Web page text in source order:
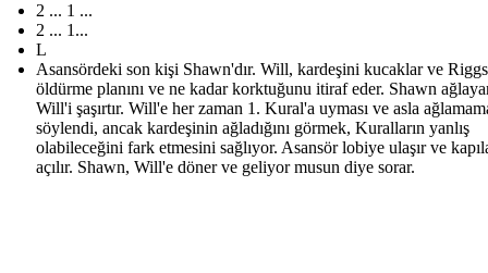
2 ... 1 ...
2 ... 1...
L
Asansördeki son kişi Shawn'dır. Will, kardeşini kucaklar ve
öldürme planını ve ne kadar korktuğunu itiraf eder. Shawn
Will'i şaşırtır. Will'e her zaman 1. Kural'a uyması ve asla
söylendi, ancak kardeşinin ağladığını görmek, Kuralların yanlış
olabileceğini fark etmesini sağlıyor. Asansör lobiye ulaşır ve
açılır. Shawn, Will'e döner ve geliyor musun diye sorar.